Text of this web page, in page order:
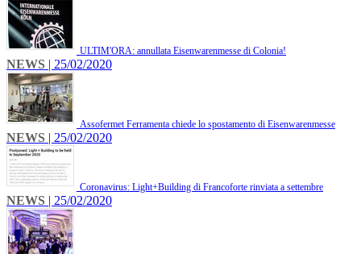
ULTIM'ORA: annullata Eisenwarenmesse di Colonia!
NEWS | 25/02/2020
Assofermet Ferramenta chiede lo spostamento di Eisenwarenmesse
NEWS | 25/02/2020
Coronavirus: Light+Building di Francoforte rinviata a settembre
NEWS | 25/02/2020